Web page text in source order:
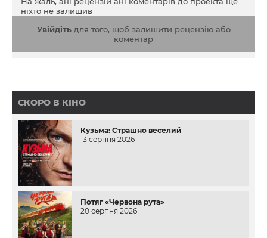
ніхто не залишив
Увійдітьдля того, щоб залишити рецензію або
коментар
СКОРО В КІНО
Кузьма: Страшно веселий
13 серпня 2026
Потяг «Червона рута»
20 серпня 2026